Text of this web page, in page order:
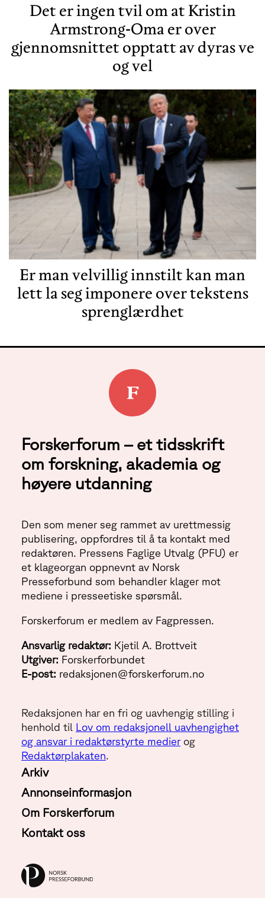
Det er ingen tvil om at Kristin
Armstrong-Oma er over
gjennomsnittet opptatt av dyras ve
og vel
Er man velvillig innstilt kan man
lett la seg imponere over tekstens
sprenglærdhet
Forskerforum – et tidsskrift
om forskning, akademia og
høyere utdanning
Ansvarlig redaktør: Kjetil A. Brottveit
Utgiver: Forskerforbundet
E-post: redaksjonen@forskerforum.no
Redaksjonen har en fri og uavhengig stilling i
henhold til Lov om redaksjonell uavhengighet
og ansvar i redaktørstyrte medierog
Redaktørplakaten.
Den som mener seg rammet av urettmessig
publisering, oppfordres til å ta kontakt med
redaktøren. Pressens Faglige Utvalg (PFU) er
et klageorgan oppnevnt av Norsk
Presseforbund som behandler klager mot
mediene i presseetiske spørsmål.
Forskerforum er medlem av Fagpressen.
Arkiv
Annonseinformasjon
Om Forskerforum
Kontakt oss